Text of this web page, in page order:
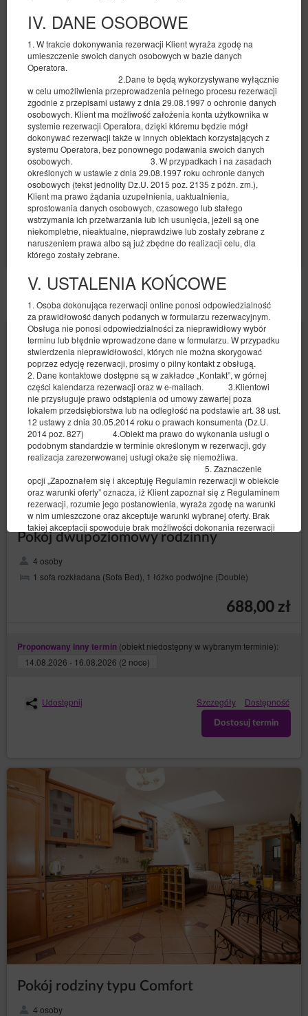
IV. DANE OSOBOWE
1. W trakcie dokonywania rezerwacji Klient wyraża zgodę na
umieszczenie swoich danych osobowych w bazie danych
Operatora.
2.Dane te będą wykorzystywane wyłącznie
w celu umożliwienia przeprowadzenia pełnego procesu rezerwacji
zgodnie z przepisami ustawy z dnia 29.08.1997 o ochronie danych
osobowych. Klient ma możliwość założenia konta użytkownika w
systemie rezerwacji Operatora, dzięki któremu będzie mógł
dokonywać rezerwacji także w innych obiektach korzystających z
systemu Operatora, bez ponownego podawania swoich danych
osobowych. 3. W przypadkach i na zasadach
określonych w ustawie z dnia 29.08.1997 roku ochronie danych
osobowych (tekst jednolity Dz.U. 2015 poz. 2135 z późn. zm.),
Klient ma prawo żądania uzupełnienia, uaktualnienia,
sprostowania danych osobowych, czasowego lub stałego
wstrzymania ich przetwarzania lub ich usunięcia, jeżeli są one
niekompletne, nieaktualne, nieprawdziwe lub zostały zebrane z
naruszeniem prawa albo są już zbędne do realizacji celu, dla
którego zostały zebrane.
V. USTALENIA KOŃCOWE
1. Osoba dokonująca rezerwacji online ponosi odpowiedzialność
za prawidłowość danych podanych w formularzu rezerwacyjnym.
Obsługa nie ponosi odpowiedzialności za nieprawidłowy wybór
terminu lub błędnie wprowadzone dane w formularzu. W przypadku
stwierdzenia nieprawidłowości, których nie można skorygować
poprzez edycję rezerwacji, prosimy o pilny kontakt z obsługą.
2. Dane kontaktowe dostępne są w zakładce „Kontakt”, w górnej
części kalendarza rezerwacji oraz w e-mailach. 3.Klientowi
nie przysługuje prawo odstąpienia od umowy zawartej poza
lokalem przedsiębiorstwa lub na odległość na podstawie art. 38 ust.
12 ustawy z dnia 30.05.2014 roku o prawach konsumenta (Dz.U.
2014 poz. 827) 4.Obiekt ma prawo do wykonania usługi o
podobnym standardzie w terminie określonym w rezerwacji, gdy
realizacja zarezerwowanej usługi okaże się niemożliwa.
5. Zaznaczenie
opcji „Zapoznałem się i akceptuję Regulamin rezerwacji w obiekcie
oraz warunki oferty” oznacza, iż Klient zapoznał się z Regulaminem
rezerwacji, rozumie jego postanowienia, wyraża zgodę na warunki
w nim umieszczone oraz akceptuje warunki wybranej oferty. Brak
takiej akceptacji spowoduje brak możliwości dokonania rezerwacji
online.
Zamknij
1 sofa rozkładana (Sofa Bed), 1 łóżko podwójne (Double)
490,00 zł
Udostępnij Szczegóły Dostępność
Oferta zwrotna
Przedpłata 30%
Wymagana minimalna długość rezerwacji to 2 doby
Dowolny początek rezerwacji
Dowolny koniec rezerwacji
Oferta częściowo zwrotna
?
490,00 PLN
Wybierz
Pokój dwupoziomowy rodzinny
4 osoby
1 sofa rozkładana (Sofa Bed), 1 łóżko podwójne (Double)
688,00 zł
Proponowany inny termin (obiekt niedostępny w wybranym terminie):
14.08.2026 - 16.08.2026 (2 noce)
Udostępnij Szczegóły Dostępność
Dostosuj termin
Pokój rodziny typu Comfort
4 osoby